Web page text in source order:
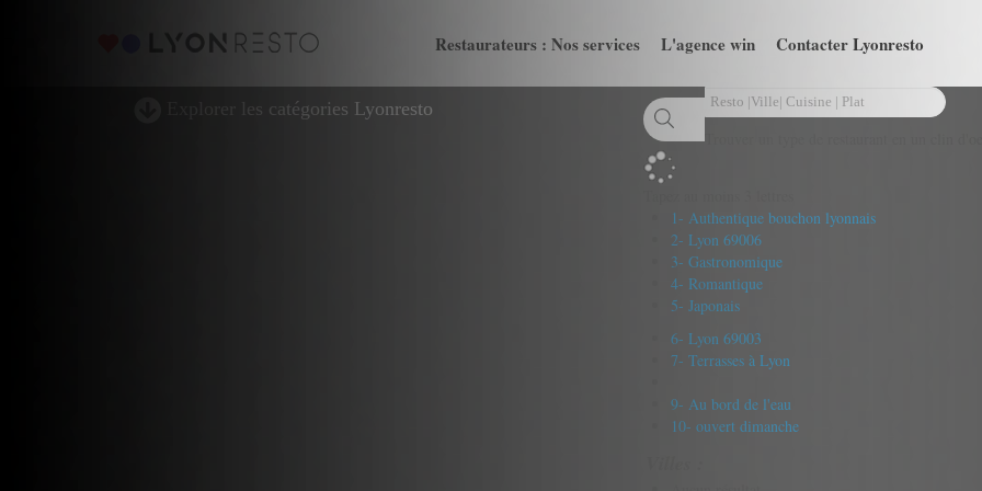
Restaurateurs : Nos services L'agence win Contacter Lyonresto
Explorer les catégories Lyonresto
1- Authentique bouchon lyonnais
2- Lyon 69006
3- Gastronomique
4- Romantique
5- Japonais
6- Lyon 69003
7- Terrasses à Lyon
9- Au bord de l'eau
10- ouvert dimanche